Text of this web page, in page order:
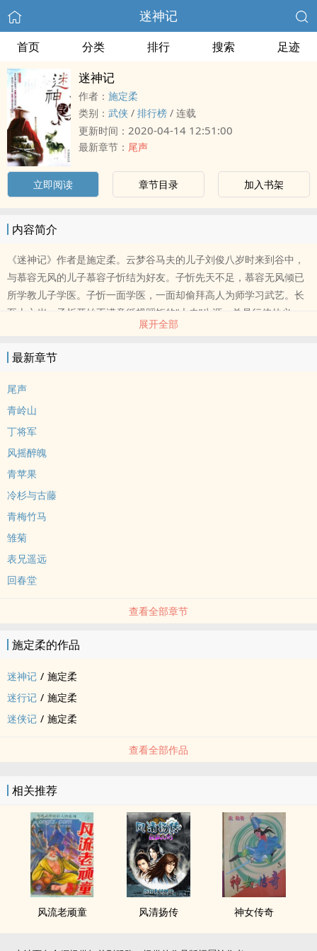
迷神记
首页 分类 排行 搜索 足迹
迷神记
作者： 施定柔
类别： 武侠 / 排行榜 / 连载
更新时间： 2020-04-14 12:51:00
最新章节： 尾声
立即阅读 章节目录 加入书架
内容简介
《迷神记》作者是施定柔。云梦谷马夫的儿子刘俊八岁时来到谷中，
与慕容无风的儿子慕容子忻结为好友。子忻先天不足，慕容无风倾已
所学教儿子学医。子忻一面学医，一面却偷拜高人为师学习武艺。长
至十六岁，子忻开始不满意循规蹈矩的“大夫”生涯，总是行侠仗义，
结果惹得仇家前来追杀，将云梦谷闹得鸡犬不宁。为了云梦谷的安
展开全部
最新章节
尾声
青岭山
丁将军
风摇醉魄
青苹果
冷杉与古藤
青梅竹马
雏菊
表兄遥远
回春堂
查看全部章节
施定柔的作品
迷神记 / 施定柔
迷行记 / 施定柔
迷侠记 / 施定柔
查看全部作品
相关推荐
风流老顽童 风清扬传 神女传奇